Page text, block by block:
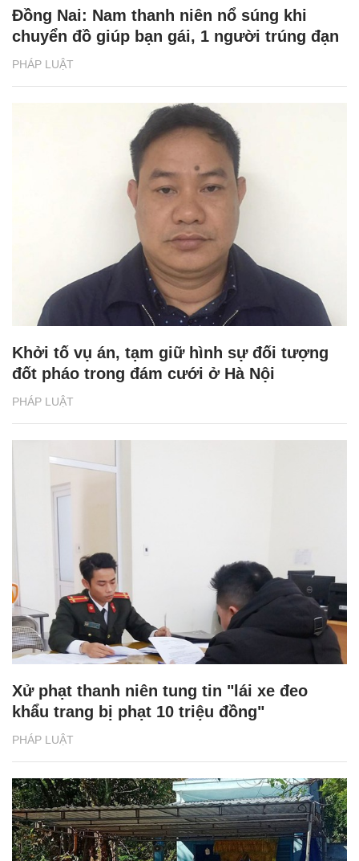
PHÁP LUẬT
Đồng Nai: Nam thanh niên nổ súng khi
chuyển đồ giúp bạn gái, 1 người trúng đạn
PHÁP LUẬT
Khởi tố vụ án, tạm giữ hình sự đối tượng
đốt pháo trong đám cưới ở Hà Nội
PHÁP LUẬT
Xử phạt thanh niên tung tin "lái xe đeo
khẩu trang bị phạt 10 triệu đồng"